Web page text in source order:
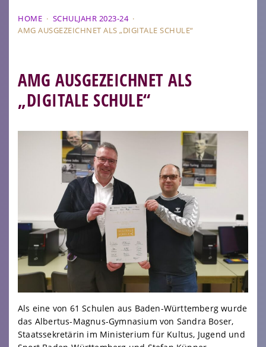
HOME · SCHULJAHR 2023-24·
AMG AUSGEZEICHNET ALS „DIGITALE SCHULE“
AMG AUSGEZEICHNET ALS
„DIGITALE SCHULE“
Als eine von 61 Schulen aus Baden-Württemberg wurde
das Albertus-Magnus-Gymnasium von Sandra Boser,
Staatssekretärin im Ministerium für Kultus, Jugend und